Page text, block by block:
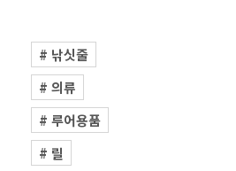
# 낚싯줄
# 의류
# 루어용품
# 릴